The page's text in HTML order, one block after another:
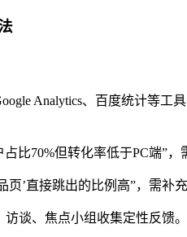
Analytics、百度统计等工
比70%但转化率低于PC端”，
页’直接跳出的比例高”，需补
访谈、焦点小组收集定性反馈。